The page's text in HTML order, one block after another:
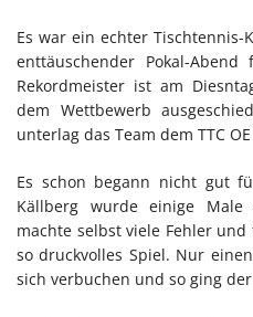
Es war ein echter
enttäuschender Pokal-
Rekordmeister ist am
dem Wettbewerb
unterlag das Team dem TTC
Es schon begann nicht gut
Källberg wurde einige Male
machte selbst viele Fehler
so druckvolles Spiel. Nur
sich verbuchen und so ging